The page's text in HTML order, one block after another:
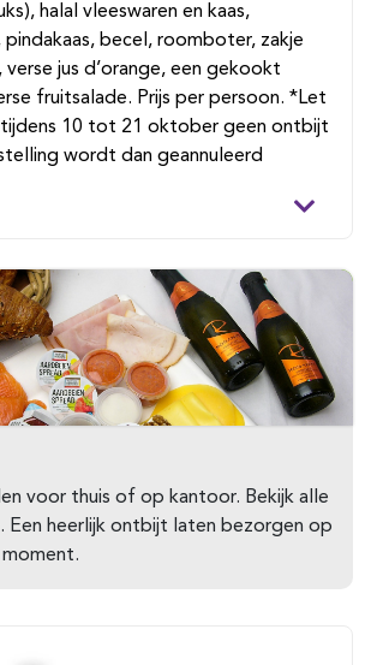
halal vleeswaren en kaas,
pindakaas, becel, roomboter, zakje
jus d’orange, een gekookt
fruitsalade. Prijs per persoon. *Let
tijdens 10 tot 21 oktober geen ontbijt
wordt dan geannuleerd
voor thuis of op kantoor. Bekijk alle
Een heerlijk ontbijt laten bezorgen op